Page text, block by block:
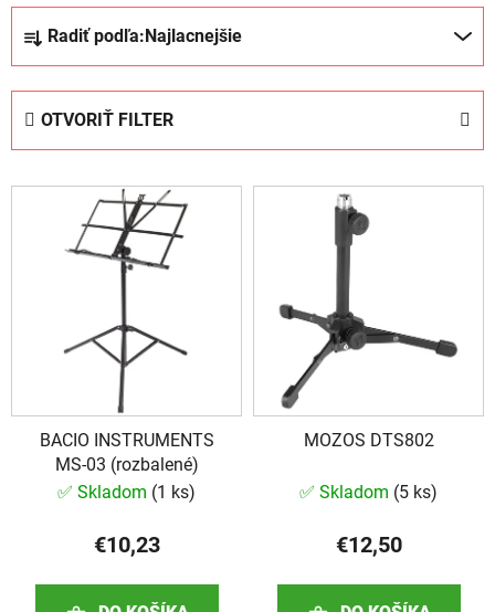
e
o
Radiť podľa: Najlacnejšie
OTVORIŤ FILTER
V
d
BACIO INSTRUMENTS
MS-03 (rozbalené)
✅ Skladom (1 ks)
€10,23
MOZOS DTS802
✅ Skladom (5 ks)
€12,50